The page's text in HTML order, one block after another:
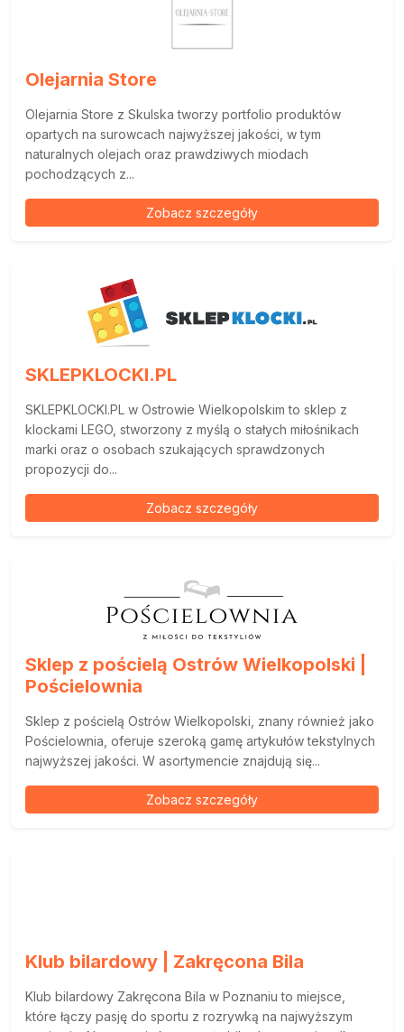
Olejarnia Store
Olejarnia Store z Skulska tworzy portfolio produktów
opartych na surowcach najwyższej jakości, w tym
naturalnych olejach oraz prawdziwych miodach
pochodzących z...
Zobacz szczegóły
SKLEPKLOCKI.PL
SKLEPKLOCKI.PL w Ostrowie Wielkopolskim to sklep z
klockami LEGO, stworzony z myślą o stałych miłośnikach
marki oraz o osobach szukających sprawdzonych
propozycji do...
Zobacz szczegóły
Sklep z pościelą Ostrów Wielkopolski |
Pościelownia
Sklep z pościelą Ostrów Wielkopolski, znany również jako
Pościelownia, oferuje szeroką gamę artykułów tekstylnych
najwyższej jakości. W asortymencie znajdują się...
Zobacz szczegóły
Klub bilardowy | Zakręcona Bila
Klub bilardowy Zakręcona Bila w Poznaniu to miejsce,
które łączy pasję do sportu z rozrywką na najwyższym